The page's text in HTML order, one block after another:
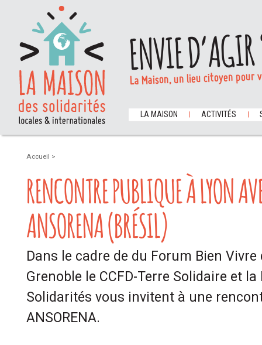
ENVIE
La Maison, un lieu citoyen
LA MAISON ACTIVITÉS
Accueil >
RENCONTRE PUBLIQUE À LYON
ANSORENA (BRÉSIL)
Dans le cadre de du Forum Bien
Grenoble le CCFD-Terre Solidaire et
Solidarités vous invitent à une
ANSORENA.